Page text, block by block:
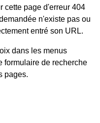
cette page d'erreur 404
n'existe pas ou
entré son URL.
dans les menus
formulaire de recherche
pages.